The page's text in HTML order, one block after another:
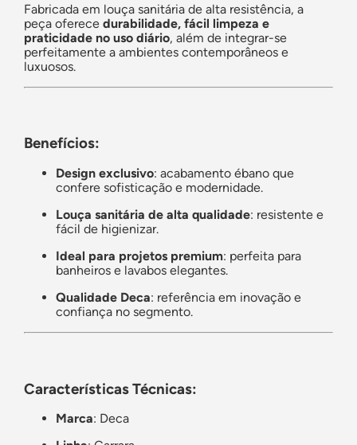
Fabricada em louça sanitária de alta resistência, a
peça oferece durabilidade, fácil limpeza e
praticidade no uso diário, além de integrar-se
perfeitamente a ambientes contemporâneos e
luxuosos.
Benefícios:
Design exclusivo: acabamento ébano que
confere sofisticação e modernidade.
Louça sanitária de alta qualidade: resistente e
fácil de higienizar.
Ideal para projetos premium: perfeita para
banheiros e lavabos elegantes.
Qualidade Deca: referência em inovação e
confiança no segmento.
Características Técnicas:
Marca: Deca